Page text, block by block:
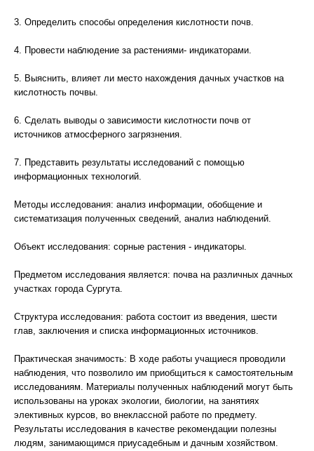
3. Определить способы определения кислотности почв.
4. Провести наблюдение за растениями- индикаторами.
5. Выяснить, влияет ли место нахождения дачных участков на
кислотность почвы.
6. Сделать выводы о зависимости кислотности почв от
источников атмосферного загрязнения.
7. Представить результаты исследований с помощью
информационных технологий.
Методы исследования: анализ информации, обобщение и
систематизация полученных сведений, анализ наблюдений.
Объект исследования: сорные растения - индикаторы.
Предметом исследования является: почва на различных дачных
участках города Сургута.
Структура исследования: работа состоит из введения, шести
глав, заключения и списка информационных источников.
Практическая значимость: В ходе работы учащиеся проводили
наблюдения, что позволило им приобщиться к самостоятельным
исследованиям. Материалы полученных наблюдений могут быть
использованы на уроках экологии, биологии, на занятиях
элективных курсов, во внеклассной работе по предмету.
Результаты исследования в качестве рекомендации полезны
людям, занимающимся приусадебным и дачным хозяйством.